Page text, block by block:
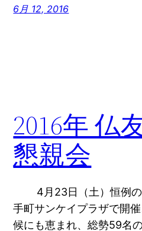
6月 12, 2016
2016年 仏
懇親会
4月23日（土）恒例の
手町サンケイプラザで開
候にも恵まれ、総勢59名